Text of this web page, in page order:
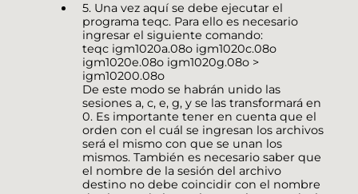
5. Una vez aquí se debe ejecutar el
programa teqc. Para ello es necesario
ingresar el siguiente comando:
teqc igm1020a.08o igm1020c.08o
igm1020e.08o igm1020g.08o >
igm10200.08o
De este modo se habrán unido las
sesiones a, c, e, g, y se las transformará en
0. Es importante tener en cuenta que el
orden con el cuál se ingresan los archivos
será el mismo con que se unan los
mismos. También es necesario saber que
el nombre de la sesión del archivo
destino no debe coincidir con el nombre